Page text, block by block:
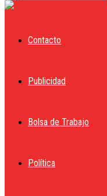
Contacto
Publicidad
Bolsa de Trabajo
Política